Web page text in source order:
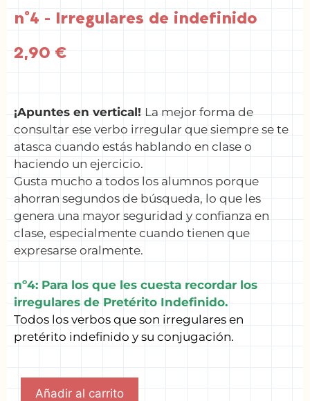
nº4 - Irregulares de indefinido
2,90 €
¡Apuntes en vertical! La mejor forma de
consultar ese verbo irregular que siempre se te
atasca cuando estás hablando en clase o
haciendo un ejercicio.
Gusta mucho a todos los alumnos porque
ahorran segundos de búsqueda, lo que les
genera una mayor seguridad y confianza en
clase, especialmente cuando tienen que
expresarse oralmente.
nº4: Para los que les cuesta recordar los
irregulares de Pretérito Indefinido.
Todos los verbos que son irregulares en
pretérito indefinido y su conjugación.
Añadir al carrito